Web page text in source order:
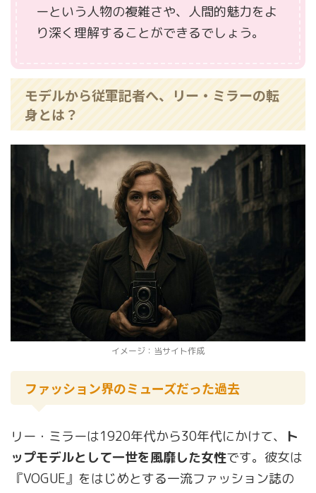
ーという人物の複雑さや、人間的魅力をよ
り深く理解することができるでしょう。
モデルから従軍記者へ、リー・ミラーの転
身とは？
イメージ：当サイト作成
ファッション界のミューズだった過去
リー・ミラーは1920年代から30年代にかけて、
ト
ップモデルとして一世を風靡した女性です。彼女は
『VOGUE』をはじめとする一流ファッション誌の